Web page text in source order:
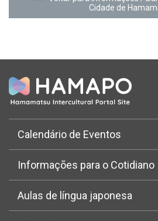
Cidade de
Calendário de Eventos
Informações para o Cotidiano
Aulas de língua japonesa